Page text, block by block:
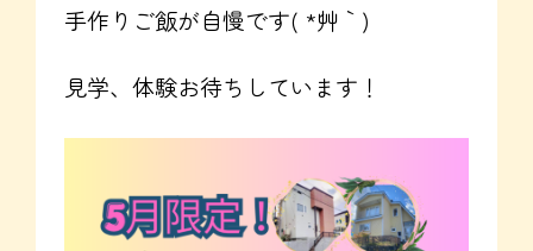
手作りご飯が自慢です( *´艸｀)
見学、体験お待ちしています！